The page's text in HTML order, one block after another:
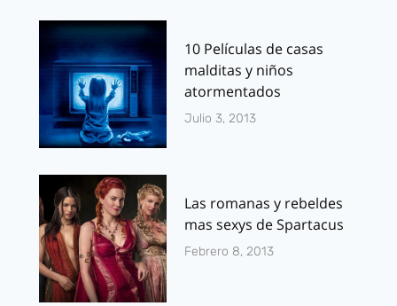
10 Películas de casas
malditas y niños
atormentados
Julio 3, 2013
Las romanas y rebeldes
mas sexys de Spartacus
Febrero 8, 2013